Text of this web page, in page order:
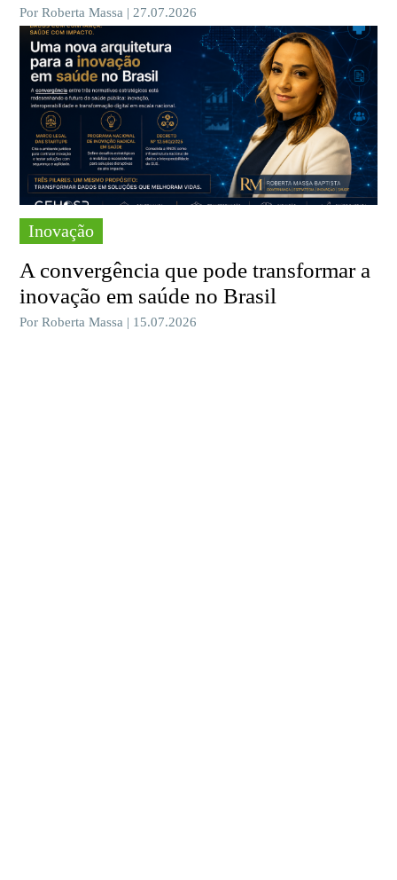
Por Roberta Massa | 27.07.2026
Inovação
A convergência que pode transformar a
inovação em saúde no Brasil
Por Roberta Massa | 15.07.2026